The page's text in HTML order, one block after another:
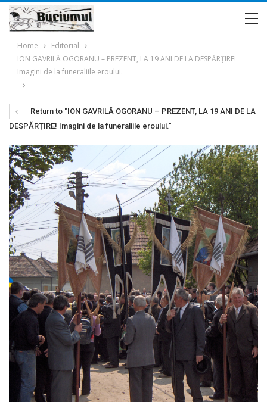
Home
Editorial
ION GAVRILĂ OGORANU – PREZENT, LA 19 ANI DE LA DESPĂRȚIRE!
Imagini de la funeraliile eroului.
Return to "ION GAVRILĂ OGORANU – PREZENT, LA 19 ANI DE LA
DESPĂRȚIRE! Imagini de la funeraliile eroului."